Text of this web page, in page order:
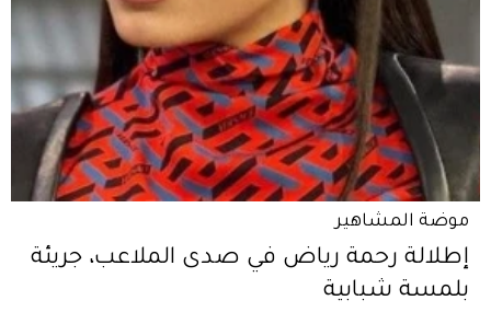
موضة المشاهير
إطلالة رحمة رياض في صدى الملاعب، جريئة
بلمسة شبابية